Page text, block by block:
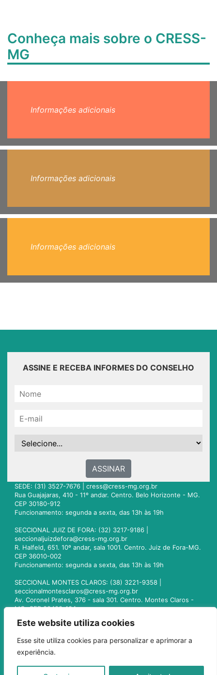
Este website utiliza cookies
Esse site utiliza cookies para personalizar e aprimorar a
experiência.
Conheça mais sobre o CRESS-
MG
Informações adicionais
Informações adicionais
Informações adicionais
ASSINE E RECEBA INFORMES DO CONSELHO
ASSINAR
SEDE: (31) 3527-7676 | cress@cress-mg.org.br
Rua Guajajaras, 410 - 11º andar. Centro. Belo Horizonte - MG.
CEP 30180-912
Funcionamento: segunda a sexta, das 13h às 19h
SECCIONAL JUIZ DE FORA: (32) 3217-9186 |
seccionaljuizdefora@cress-mg.org.br
R. Halfeld, 651. 10º andar, sala 1001. Centro. Juiz de Fora-MG.
CEP 36010-002
Funcionamento: segunda a sexta, das 13h às 19h
SECCIONAL MONTES CLAROS: (38) 3221-9358 |
seccionalmontesclaros@cress-mg.org.br
Av. Coronel Prates, 376 - sala 301. Centro. Montes Claros -
MG. CEP 39400-104
Funcionamento: segunda a sexta, das 13h às 19h
seccionaluberlandia@cress-mg.org.br
Av. Afonso Pena, 547 - sala 101. Uberlândia - MG. CEP